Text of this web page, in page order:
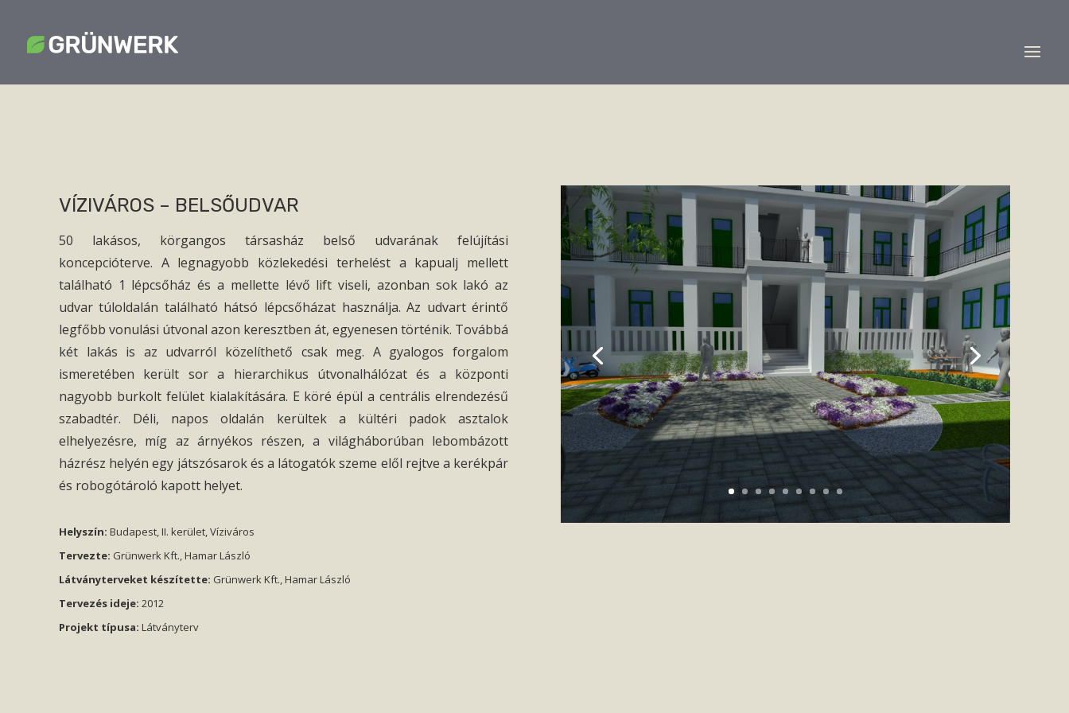
VÍZIVÁROS – BELSŐUDVAR
50 lakásos, körgangos társasház belső udvarának felújítási
koncepcióterve. A legnagyobb közlekedési terhelést a kapualj mellett
található 1 lépcsőház és a mellette lévő lift viseli, azonban sok lakó az
udvar túloldalán található hátsó lépcsőházat használja. Az udvart érintő
legfőbb vonulási útvonal azon keresztben át, egyenesen történik. Továbbá
két lakás is az udvarról közelíthető csak meg. A gyalogos forgalom
ismeretében került sor a hierarchikus útvonalhálózat és a központi
nagyobb burkolt felület kialakítására. E köré épül a centrális elrendezésű
szabadtér. Déli, napos oldalán kerültek a kültéri padok asztalok
elhelyezésre, míg az árnyékos részen, a világháborúban lebombázott
házrész helyén egy játszósarok és a látogatók szeme elől rejtve a kerékpár
és robogótároló kapott helyet.
Helyszín: Budapest, II. kerület, Víziváros
Tervezte: Grünwerk Kft., Hamar László
Látványterveket készítette: Grünwerk Kft., Hamar László
Tervezés ideje: 2012
Projekt típusa: Látványterv